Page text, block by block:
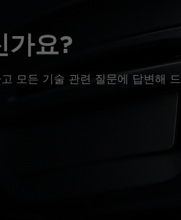
가요?
모든 기술 관련 질문에 답변해 드